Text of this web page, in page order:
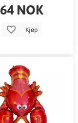
64 NOK
Kjøp